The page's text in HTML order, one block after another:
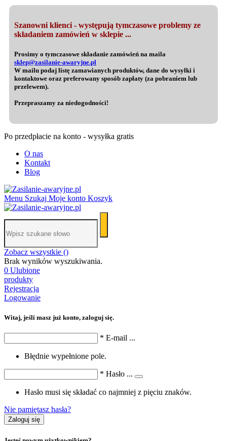
Szanowni klienci - występują tymczasowe problemy ze
składaniem zamówień w sklepie ...
Prosimy o tymczasowe składanie zamówień na maila
sklep@zasilanie-awaryjne.pl
W mailu podaj listę zamawianych produktów, dane do wysyłki i
kontaktowe oraz preferowany sposób zapłaty (za pobraniem lub
przelewem).
Przepraszamy za niedogodności!
Po przedpłacie na konto - wysyłka gratis
O nas
Kontakt
Blog
Menu Szukaj Moje konto Koszyk
Zobacz wszystkie ()
Brak wyników wyszukiwania.
0 Ulubione
produkty
Rejestracja
Logowanie
Witaj, jeśli masz już konto, zaloguj się.
* E-mail ...
Błędnie wypełnione pole.
* Hasło ...
Hasło musi się składać co najmniej z pięciu znaków.
Nie pamiętasz hasła?
Zaloguj się